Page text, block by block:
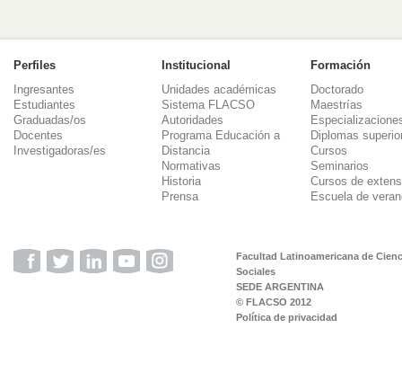
Perfiles
Ingresantes
Estudiantes
Graduadas/os
Docentes
Investigadoras/es
Institucional
Unidades académicas
Sistema FLACSO
Autoridades
Programa Educación a
Distancia
Normativas
Historia
Prensa
Formación
Doctorado
Maestrías
Diplomas
Cursos
Seminarios
Cursos de
Escuela de
Facultad Latinoamericana de
Sociales
SEDE ARGENTINA
© FLACSO 2012
Política de privacidad